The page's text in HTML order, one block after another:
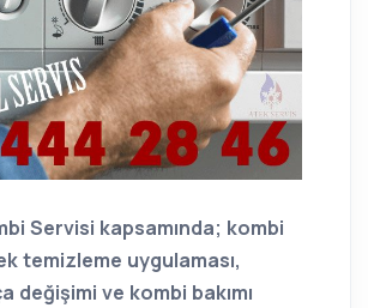
Servisi kapsamında; kombi
temizleme uygulaması,
değişimi ve kombi bakımı